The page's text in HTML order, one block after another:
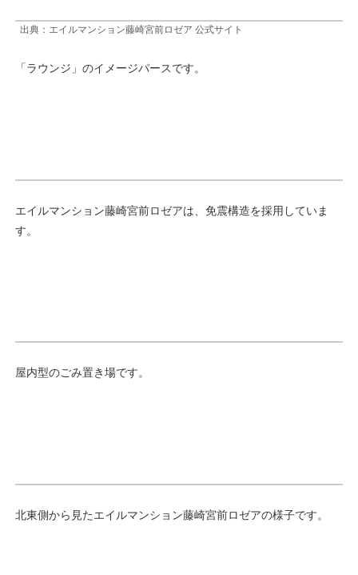
出典：エイルマンション藤崎宮前ロゼア 公式サイト
「ラウンジ」のイメージパースです。
エイルマンション藤崎宮前ロゼアは、免震構造を採用していま
す。
屋内型のごみ置き場です。
北東側から見たエイルマンション藤崎宮前ロゼアの様子です。